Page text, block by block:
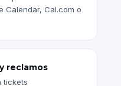
Calendar, Cal.com o
reclamos
tickets